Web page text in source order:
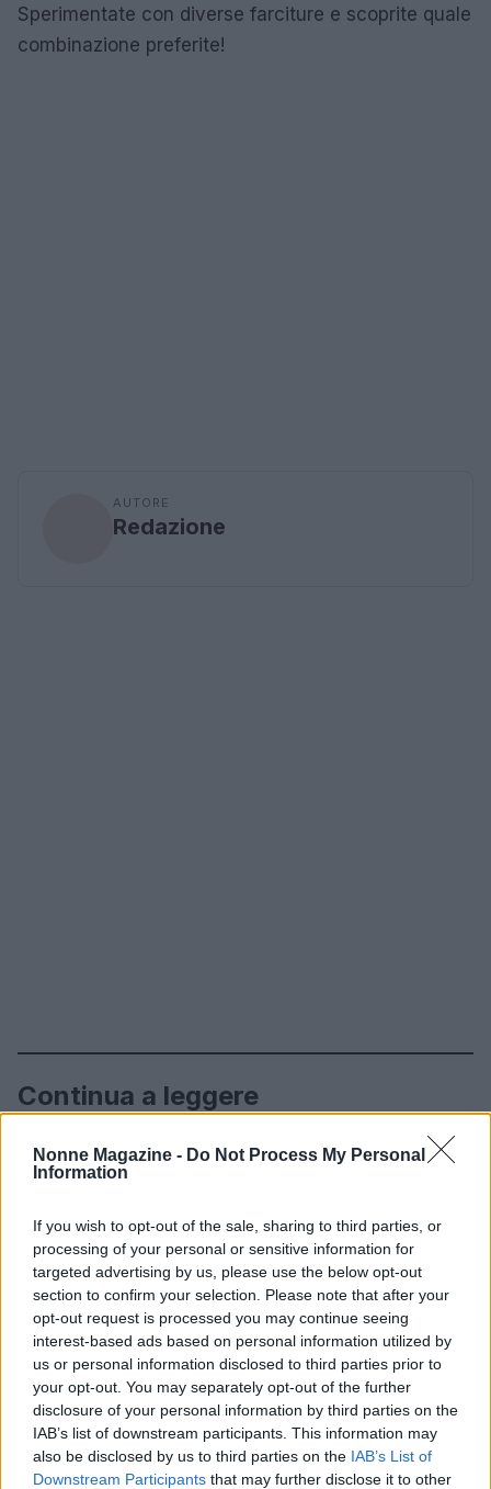
Nonne Magazine - Do Not Process My Personal
Information
If you wish to opt-out of the sale, sharing to third parties, or
processing of your personal or sensitive information for
targeted advertising by us, please use the below opt-out
section to confirm your selection. Please note that after your
opt-out request is processed you may continue seeing
interest-based ads based on personal information utilized by
us or personal information disclosed to third parties prior to
your opt-out. You may separately opt-out of the further
disclosure of your personal information by third parties on the
IAB’s list of downstream participants. This information may
also be disclosed by us to third parties on the IAB’s List of
Downstream Participants that may further disclose it to other
Sperimentate con diverse farciture e scoprite quale
combinazione preferite!
AUTORE
Redazione
Continua a leggere
RICETTE DELLA NONNA
Dalla panetteria di famiglia ai social: la storia di Aileen
Chin, icona della cucina tradizionale